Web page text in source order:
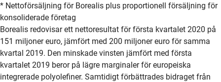
* Nettoförsäljning för Borealis plus proportionell försäljning för
konsoliderade företag
Borealis redovisar ett nettoresultat för första kvartalet 2020 på
151 miljoner euro, jämfört med 200 miljoner euro för samma
kvartal 2019. Den minskade vinsten jämfört med första
kvartalet 2019 beror på lägre marginaler för europeiska
integrerade polyolefiner. Samtidigt förbättrades bidraget från